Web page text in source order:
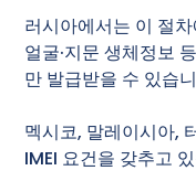
러시아에서는 이 절
얼굴·지문 생체정보
만 발급받을 수 있습
멕시코, 말레이시아,
IMEI 요건을 갖추고